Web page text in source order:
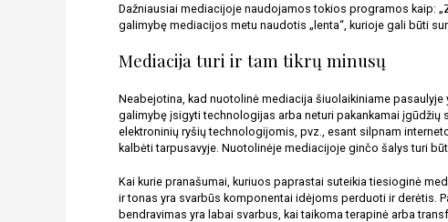
Dažniausiai mediacijoje naudojamos tokios programos kaip:
galimybę mediacijos metu naudotis „lenta“, kurioje gali būti
Mediacija turi ir tam tikrų minusų
Neabejotina, kad nuotolinė mediacija šiuolaikiniame
galimybę įsigyti technologijas arba neturi pakankamai
elektroninių ryšių technologijomis, pvz., esant silpnam
kalbėti tarpusavyje. Nuotolinėje mediacijoje ginčo šalys turi
Kai kurie pranašumai, kuriuos paprastai suteikia tiesioginė
ir tonas yra svarbūs komponentai idėjoms perduoti ir derėtis.
bendravimas yra labai svarbus, kai taikoma terapinė arba